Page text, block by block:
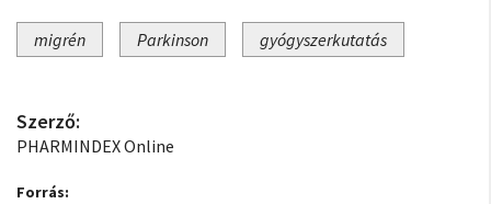
migrén Parkinson gyógyszerkutatás
Szerző:
PHARMINDEX Online
Forrás: